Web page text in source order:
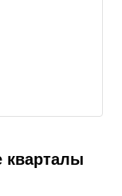
кварталы